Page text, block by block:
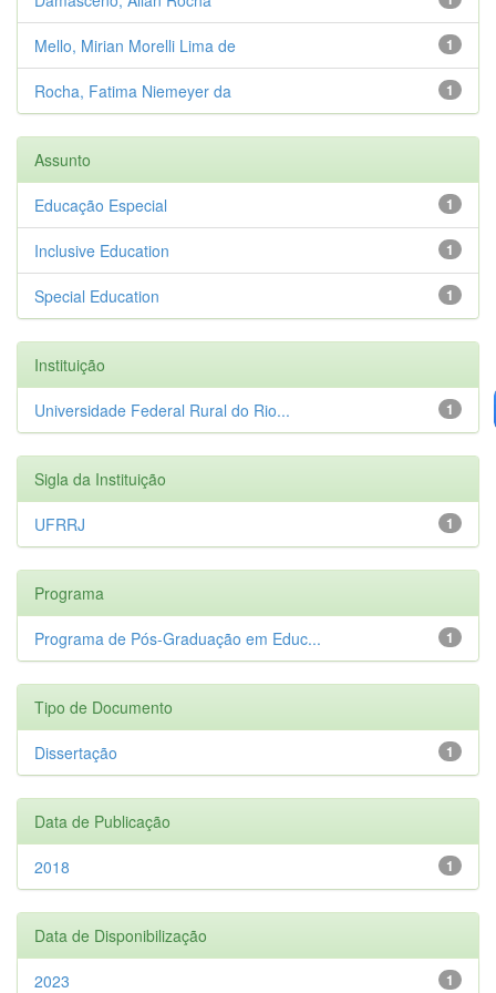
1
Mello, Mirian Morelli Lima de
1
Rocha, Fatima Niemeyer da
Assunto
1
Educação Especial
1
Inclusive Education
1
Special Education
Instituição
1
Universidade Federal Rural do Rio...
Sigla da Instituição
1
UFRRJ
Programa
1
Programa de Pós-Graduação em Educ...
Tipo de Documento
1
Dissertação
Data de Publicação
1
2018
Data de Disponibilização
1
2023